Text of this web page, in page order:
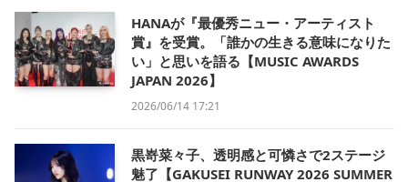
HANAが『最優秀ニュー・アーティスト
賞』を受賞。「誰かの生きる意味になりた
い」と思いを語る【MUSIC AWARDS
JAPAN 2026】
2026/06/14 17:21
黒嵜菜々子、透明感と可憐さで2ステージ
魅了【GAKUSEI RUNWAY 2026 SUMMER